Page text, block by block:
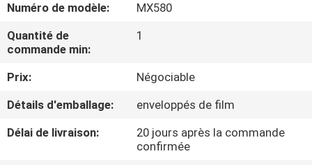
DE
NOUS
VISITE
DE
L'USINE
Numéro de modèle:
MX580
Quantité de
commande min:
1
Prix:
Négociable
Détails d'emballage:
enveloppés de film
Délai de livraison:
20 jours après la commande
confirmée